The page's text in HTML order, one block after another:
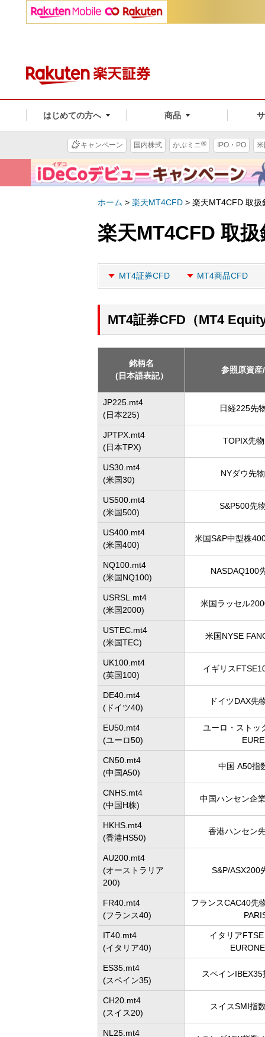
はじめての方へ 商品
キャンペーン 国内株式 かぶミニ® IPO・PO
ホーム > 楽天MT4CFD > 楽天MT4CFD 取扱
楽天MT4CFD 取扱
MT4証券CFD MT4商品CFD
MT4証券CFD（MT4
銘柄名
(日本語表記）
参照原資産
JP225.mt4
(日本225)
日経225先
JPTPX.mt4
(日本TPX)
TOPIX先
US30.mt4
(米国30)
NYダウ先
US500.mt4
(米国500)
S&P500先
US400.mt4
(米国400)
米国S&P中型株
NQ100.mt4
(米国NQ100)
NASDAQ100
USRSL.mt4
(米国2000)
米国ラッセル
USTEC.mt4
(米国TEC)
米国NYSE
UK100.mt4
(英国100)
イギリス
DE40.mt4
(ドイツ40)
ドイツDAX先
EU50.mt4
(ユーロ50)
ユーロ・ストッ
CN50.mt4
(中国A50)
中国 A50指
CNHS.mt4
(中国H株)
中国ハンセン企
HKHS.mt4
(香港HS50)
香港ハンセン
AU200.mt4
(オーストラリア
200)
S&P/ASX200
FR40.mt4
(フランス40)
フランスCAC40先
IT40.mt4
(イタリア40)
イタリア
ES35.mt4
(スペイン35)
スペイン
CH20.mt4
(スイス20)
スイスSMI指
NL25.mt4